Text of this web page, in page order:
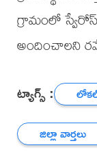
గ్రామంలో
అందించాలని
ట్యాగ్స్ :
జిల్లా వార్తలు